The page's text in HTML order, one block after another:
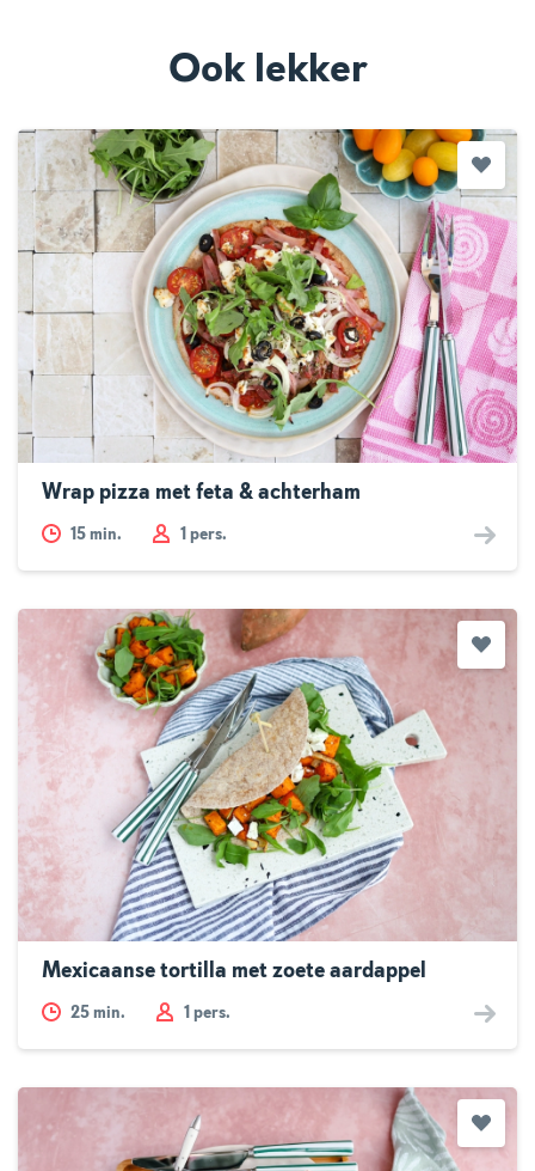
Ook lekker
Wrap pizza met feta & achterham
15 min. 1 pers.
Mexicaanse tortilla met zoete aardappel
25 min. 1 pers.